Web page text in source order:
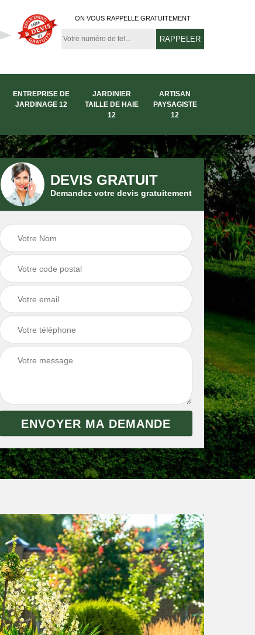
ON VOUS RAPPELLE GRATUITEMENT
ENTREPRISE DE
JARDINAGE 12
JARDINIER
TAILLE DE HAIE
12
ARTISAN
PAYSAGISTE
12
DEVIS GRATUIT
Demandez votre devis gratuitement